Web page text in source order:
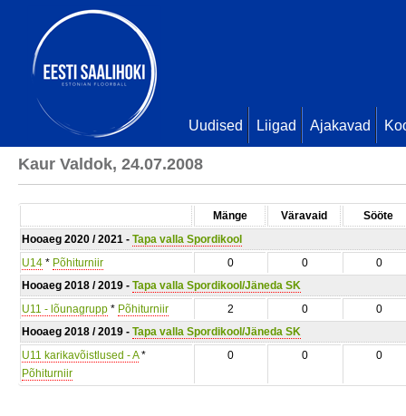
Uudised Liigad Ajakavad
Kaur Valdok, 24.07.2008
Mänge Väravaid
Sööte
Hooaeg 2020 / 2021 - Tapa valla Spordikool
U14 * Põhiturniir 0 0
0
Hooaeg 2018 / 2019 - Tapa valla Spordikool/Jäneda SK
U11 - lõunagrupp * Põhiturniir 2 0
0
Hooaeg 2018 / 2019 - Tapa valla Spordikool/Jäneda SK
U11 karikavõistlused - A*
Põhiturniir
0 0 0